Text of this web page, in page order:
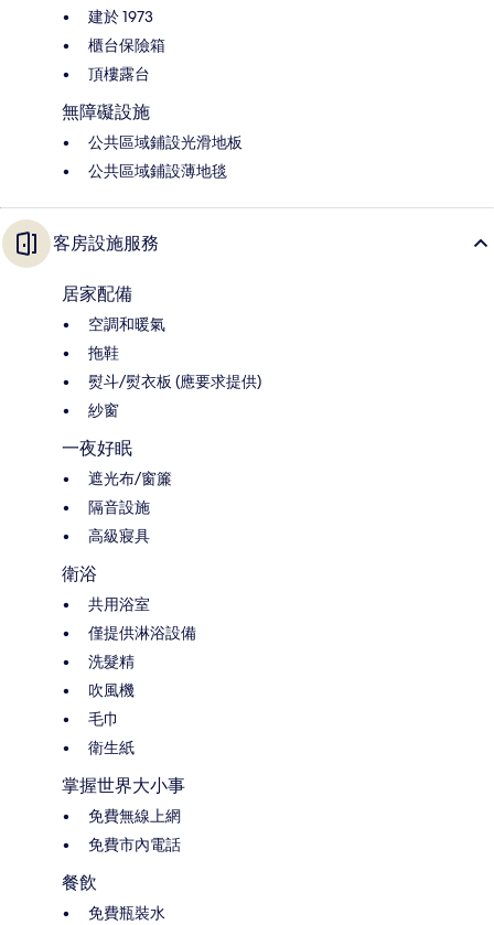
建於 1973
櫃台保險箱
頂樓露台
無障礙設施
公共區域鋪設光滑地板
公共區域鋪設薄地毯
客房設施服務
居家配備
空調和暖氣
拖鞋
熨斗/熨衣板 (應要求提供)
紗窗
一夜好眠
遮光布/窗簾
隔音設施
高級寢具
衛浴
共用浴室
僅提供淋浴設備
洗髮精
吹風機
毛巾
衛生紙
掌握世界大小事
免費無線上網
免費市內電話
餐飲
免費瓶裝水